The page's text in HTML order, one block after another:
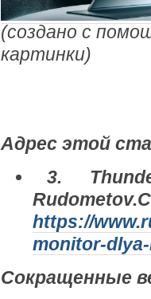
(создано с
картинки)
Адрес этой
3.
https://
monitor-
Сокращенные